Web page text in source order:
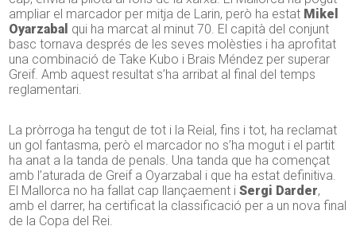
ampliar el marcador per mitja de Larin, però ha estat Mikel
Oyarzabal qui ha marcat al minut 70. El capità del conjunt
basc tornava després de les seves molèsties i ha aprofitat
una combinació de Take Kubo i Brais Méndez per superar
Greif. Amb aquest resultat s’ha arribat al final del temps
reglamentari.
La pròrroga ha tengut de tot i la Reial, fins i tot, ha reclamat
un gol fantasma, però el marcador no s’ha mogut i el partit
ha anat a la tanda de penals. Una tanda que ha començat
amb l’aturada de Greif a Oyarzabal i que ha estat definitiva.
El Mallorca no ha fallat cap llançaement iSergi Darder,
amb el darrer, ha certificat la classificació per a un nova final
de la Copa del Rei.